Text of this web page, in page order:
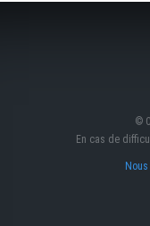
©
En cas de